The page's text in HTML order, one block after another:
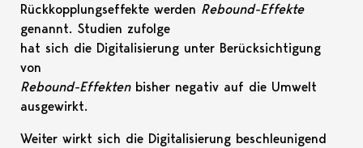
Rückkopplungseffekte werden Rebound-Effekte
genannt. Studien zufolge
hat sich die Digitalisierung unter Berücksichtigung
von
Rebound-Effektenbisher negativ auf die Umwelt
ausgewirkt.
Weiter wirkt sich die Digitalisierung beschleunigend